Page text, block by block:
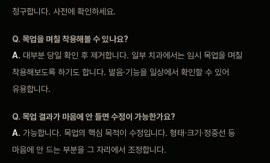
청구합니다. 사전에 확인하세요.
Q. 목업을 며칠 착용해볼 수 있나요?
A. 대부분 당일 확인 후 제거합니다. 일부 치과에서는 임시 목업을 며칠
착용해보도록 하기도 합니다. 발음·기능을 일상에서 확인할 수 있어
유용합니다.
Q. 목업 결과가 마음에 안 들면 수정이 가능한가요?
A. 가능합니다. 목업의 핵심 목적이 수정입니다. 형태·크기·정중선 등
마음에 안 드는 부분을 그 자리에서 조정합니다.